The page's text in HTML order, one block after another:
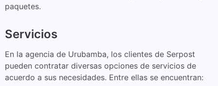
paquetes.
Servicios
En la agencia de Urubamba, los clientes de Serpost
pueden contratar diversas opciones de servicios de
acuerdo a sus necesidades. Entre ellas se encuentran: